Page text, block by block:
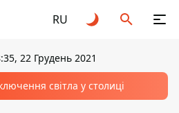
RU
22 Грудень 2021
світла у столиці